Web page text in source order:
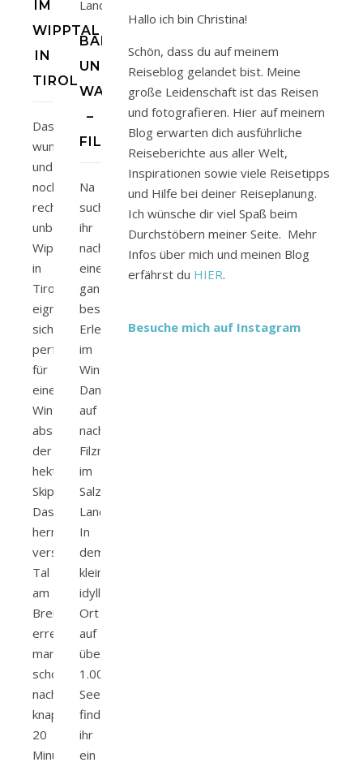
IM
WIPPTAL
IN
TIROL
Das
wunderschöne
und
noch
recht
unbekannte
Wipptal
in
Tirol
eignet
sich
perfekt
für
eine
Winterauszeit
abseits
der
hektischen
Skipisten.
Das
herrlich
verschneite
Tal
am
Brenner
erreicht
man
schon
nach
knapp
20
Minuten
BALLONFAHREN
UND
WANDERN
–
FILZMOOS
Na
sucht
ihr
nach
einem
ganz
besonderen
Erlebnis
im
Winter?
Dann
auf
nach
Filzmoos
im
Salzburger
Land!
In
dem
kleinen
idyllischen
Ort
auf
über
1.000m
Seehöhe
findet
ihr
ein
Hallo ich bin Christina!
Schön, dass du auf meinem
Reiseblog gelandet bist. Meine
große Leidenschaft ist das Reisen
und fotografieren. Hier auf meinem
Blog erwarten dich ausführliche
Reiseberichte aus aller Welt,
Inspirationen sowie viele Reisetipps
und Hilfe bei deiner Reiseplanung.
Ich wünsche dir viel Spaß beim
Durchstöbern meiner Seite. Mehr
Infos über mich und meinen Blog
erfährst du HIER.
Besuche mich auf Instagram